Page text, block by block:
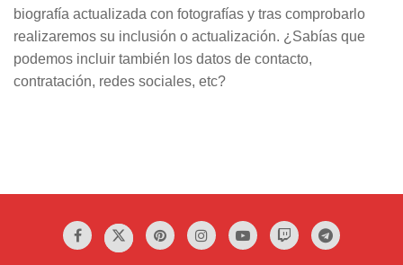
biografía actualizada con fotografías y tras comprobarlo
realizaremos su inclusión o actualización. ¿Sabías que
podemos incluir también los datos de contacto,
contratación, redes sociales, etc?